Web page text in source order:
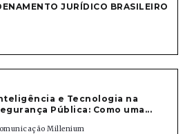
JURÍDICO BRASILEIRO
e Tecnologia na
Pública: Como uma...
Millenium